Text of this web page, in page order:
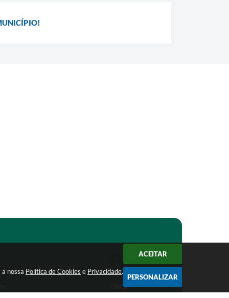
nossa Política de Cookies e Privacidade.
ACEITAR
PERSONALIZAR
CNPJ: